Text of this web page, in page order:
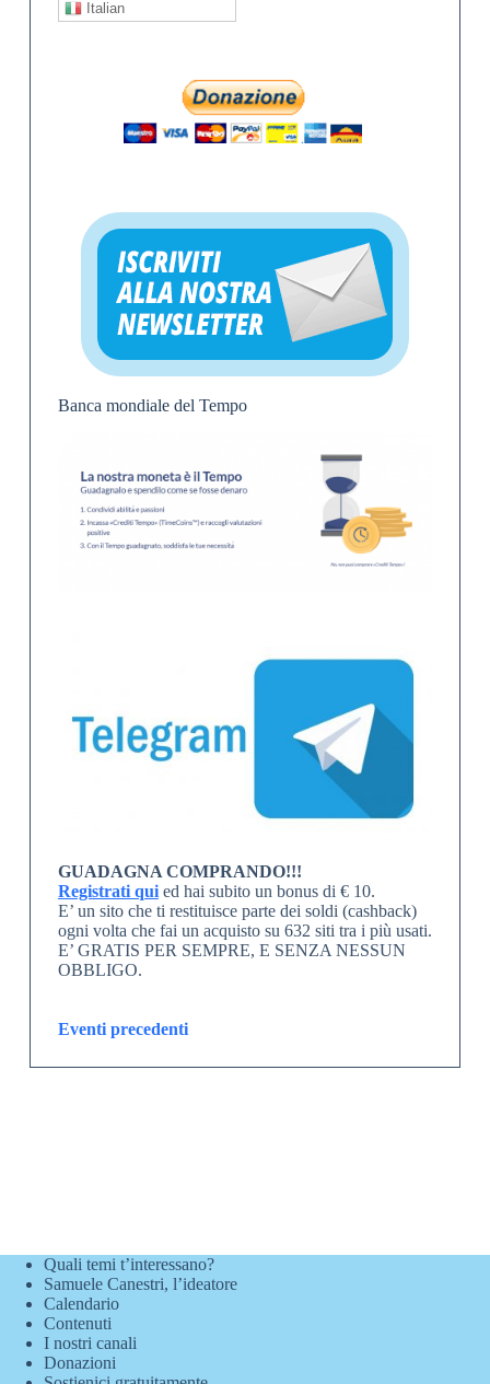
Italian
Banca mondiale del Tempo
GUADAGNA COMPRANDO!!!
Registrati quied hai subito un bonus di € 10.
E’ un sito che ti restituisce parte dei soldi (cashback)
ogni volta che fai un acquisto su 632 siti tra i più usati.
E’ GRATIS PER SEMPRE, E SENZA NESSUN
OBBLIGO.
Eventi precedenti
Quali temi t’interessano?
Samuele Canestri, l’ideatore
Calendario
Contenuti
I nostri canali
Donazioni